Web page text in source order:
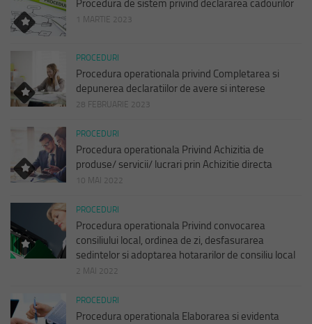
Procedura de sistem privind declararea cadourilor
1 MARTIE 2023
PROCEDURI
Procedura operationala privind Completarea si
depunerea declaratiilor de avere si interese
28 FEBRUARIE 2023
PROCEDURI
Procedura operationala Privind Achizitia de
produse/ servicii/ lucrari prin Achizitie directa
10 MAI 2022
PROCEDURI
Procedura operationala Privind convocarea
consiliului local, ordinea de zi, desfasurarea
sedintelor si adoptarea hotararilor de consiliu local
2 MAI 2022
PROCEDURI
Procedura operationala Elaborarea si evidenta